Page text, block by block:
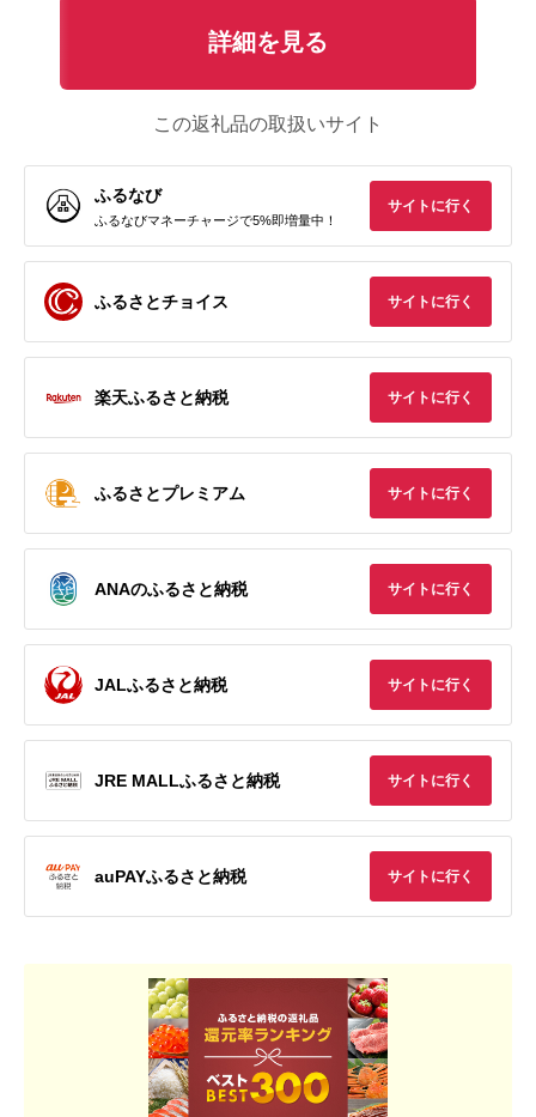
詳細を見る
この返礼品の取扱いサイト
ふるなび
ふるなびマネーチャージで5%即増量中！
サイトに行く
ふるさとチョイス サイトに行く
楽天ふるさと納税 サイトに行く
ふるさとプレミアム サイトに行く
ANAのふるさと納税 サイトに行く
JALふるさと納税 サイトに行く
JRE MALLふるさと納税 サイトに行く
auPAYふるさと納税 サイトに行く